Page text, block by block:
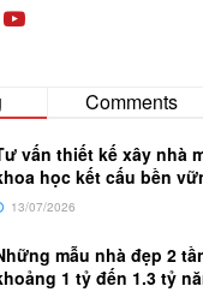
Comments
vấn thiết kế xây nhà
học kết cấu bền
13/07/2026
mẫu nhà đẹp 2
1 tỷ đến 1.3 tỷ